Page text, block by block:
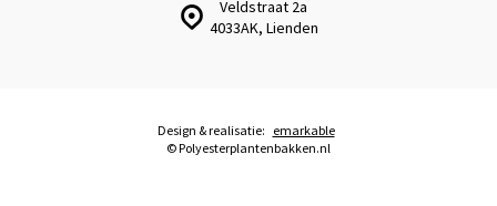
Veldstraat 2a
4033AK, Lienden
© Polyesterplantenbakken.nl
Design & realisatie: emarkable